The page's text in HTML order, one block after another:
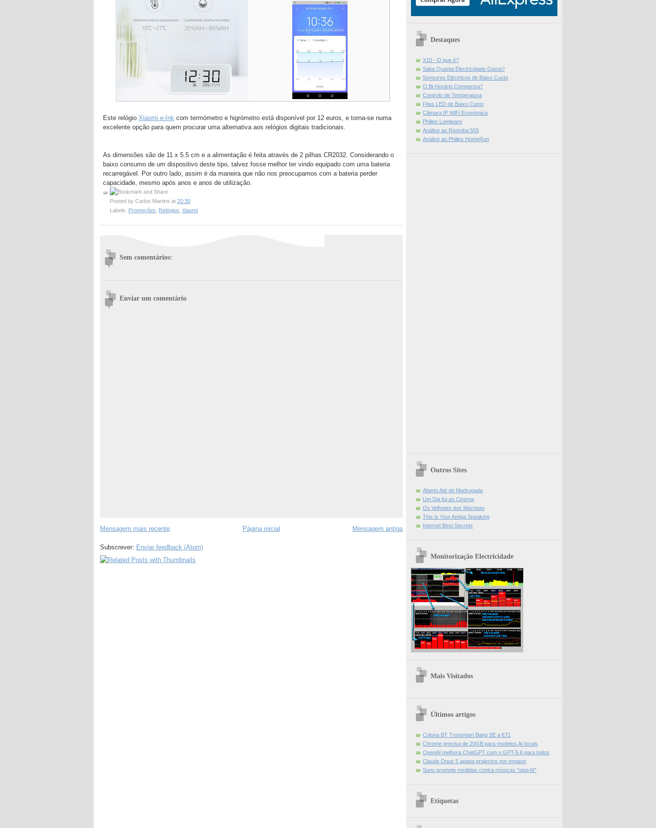
Este relógio Xiaomi e-Ink com termómetro e higrómetro está disponível por 12 euros, e torna-se numa
excelente opção para quem procurar uma alternativa aos relógios digitais tradicionais.
As dimensões são de 11 x 5.5 cm e a alimentação é feita através de 2 pilhas CR2032. Considerando o
baixo consumo de um dispositivo deste tipo, talvez fosse melhor ter vindo equipado com uma bateria
recarregável. Por outro lado, assim é da maneira que não nos preocupamos com a bateria perder
capacidade, mesmo após anos e anos de utilização.
Posted by Carlos Martins at 20:30
Labels: Promoções, Relógios, Xiaomi
Sem comentários:
Enviar um comentário
Mensagem mais recente Mensagem antiga
Página inicial
Subscrever: Enviar feedback (Atom)
Destaques
X10 - O que é?
Sabe Quanta Electricidade Gasta?
Sensores Eléctricos de Baixo Custo
O Bi-Horário Compensa?
Controlo de Temperatura
Fitas LED de Baixo Custo
Câmara IP WiFi Económica
Philips Lumiware
Análise ao Roomba 555
Análise ao Philips HomeRun
Outros Sites
Aberto Até de Madrugada
Um Dia fui ao Cinema
Os Velhotes dos Marretas
This is Your Amiga Speaking
Internet Best Secrets
Monitorização Electricidade
Mais Visitados
Últimos artigos
Coluna BT Tronsmart Bang SE a €71
Chrome precisa de 20GB para modelos AI locais
OpenAI melhora ChatGPT com o GPT-5.6 para todos
Claude Opus 5 apaga projectos por engano
Suno promete medidas contra músicas "slop AI"
Etiquetas